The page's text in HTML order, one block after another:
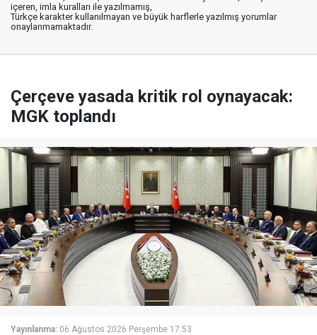
içeren, imla kuralları ile yazılmamış,
Türkçe karakter kullanılmayan ve büyük harflerle yazılmış yorumlar
onaylanmamaktadır.
Çerçeve yasada kritik rol oynayacak:
MGK toplandı
Yayınlanma: 06 Ağustos 2026 Perşembe 17:53